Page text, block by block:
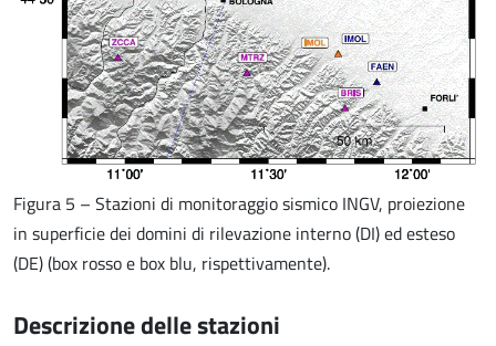
Figura 5 – Stazioni di monitoraggio sismico INGV, proiezione
in superficie dei domini di rilevazione interno (DI) ed esteso
(DE) (box rosso e box blu, rispettivamente).
Descrizione delle stazioni